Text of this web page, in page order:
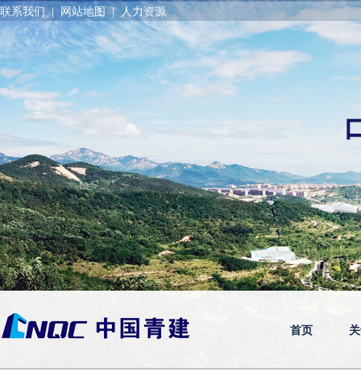
联系我们 | 网站地图 | 人力资源
首页